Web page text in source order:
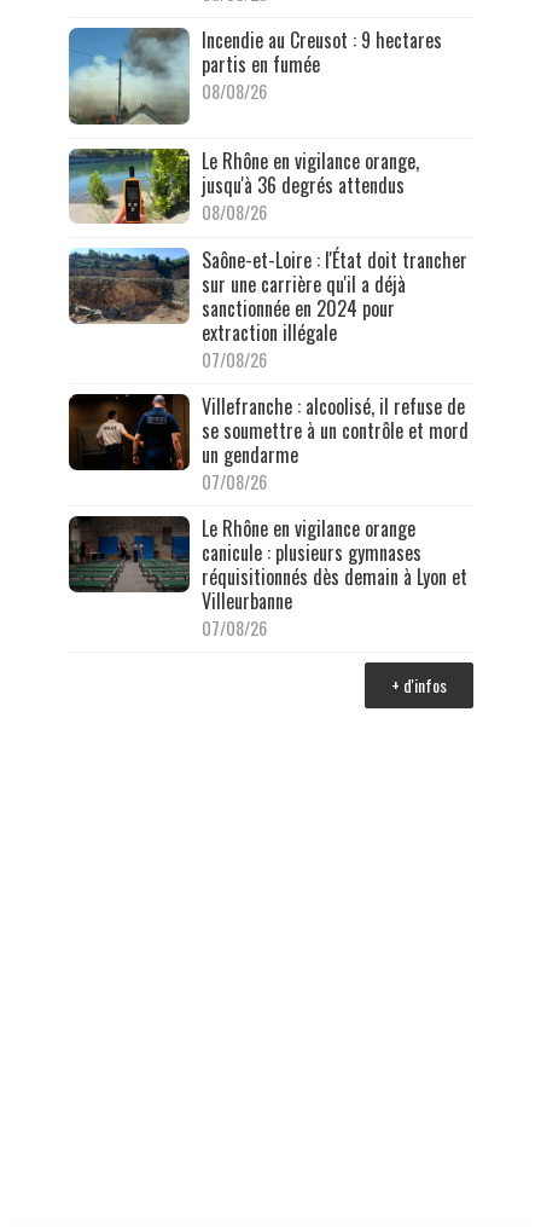
Incendie au Creusot : 9 hectares
partis en fumée
08/08/26
Le Rhône en vigilance orange,
jusqu'à 36 degrés attendus
08/08/26
Saône-et-Loire : l'État doit trancher
sur une carrière qu'il a déjà
sanctionnée en 2024 pour
extraction illégale
07/08/26
Villefranche : alcoolisé, il refuse de
se soumettre à un contrôle et mord
un gendarme
07/08/26
Le Rhône en vigilance orange
canicule : plusieurs gymnases
réquisitionnés dès demain à Lyon et
Villeurbanne
07/08/26
+ d'infos